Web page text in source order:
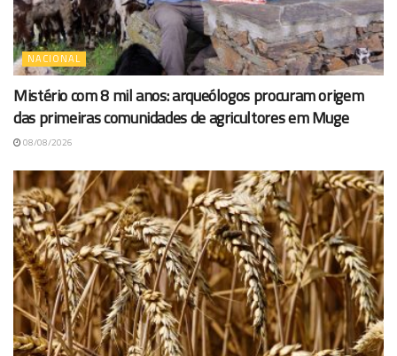
NACIONAL
Mistério com 8 mil anos: arqueólogos procuram origem
das primeiras comunidades de agricultores em Muge
08/08/2026